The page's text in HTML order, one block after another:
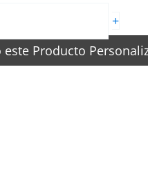
+
este Producto